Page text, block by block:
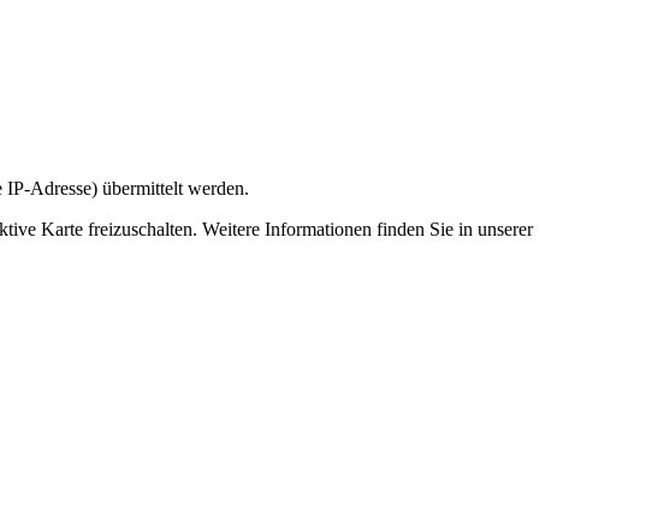
Adresse) übermittelt werden.
Karte freizuschalten. Weitere Informationen finden Sie in unserer